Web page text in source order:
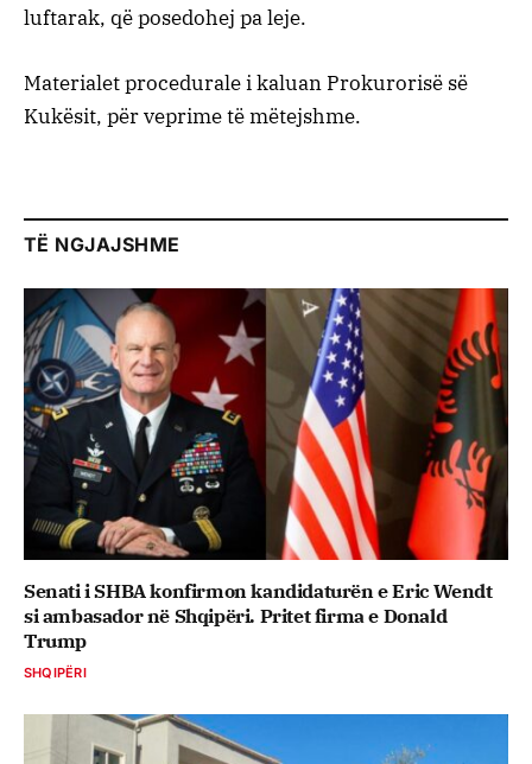
luftarak, që posedohej pa leje.
Materialet procedurale i kaluan Prokurorisë së
Kukësit, për veprime të mëtejshme.
TË NGJAJSHME
Senati i SHBA konfirmon kandidaturën e Eric Wendt
si ambasador në Shqipëri. Pritet firma e Donald
Trump
SHQIPËRI